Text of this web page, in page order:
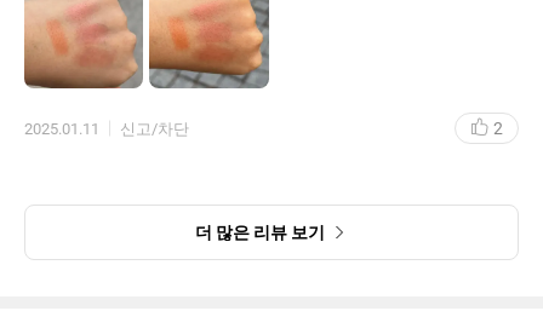
입술에 바르고 음료수를 먹어도 요플레 현상 없이 꽤나 달라붙어 있
습니다. 이부분도 만족스러워요!
설화수 제형이랑 비교하면 설화수가 훨씬 가볍고 촉촉한데요. 둘 다
요.
이 꽤 올라와서 저한테 엄청 찰떡은 아닌거 같은데 일단 제형이 넘
맘에 들어요. 헤이즐우드 재구매 하러 갑니다.
더 많은 색이 나오면 좋겠어요!
2025.01.11 신고/차단 2
더 많은 리뷰 보기